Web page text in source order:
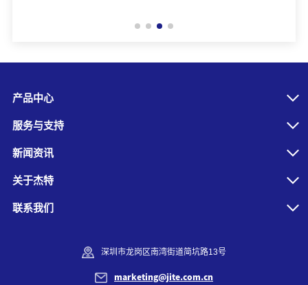
产品中心
服务与支持
新闻资讯
关于杰特
联系我们
深圳市龙岗区南湾街道简坑路13号
marketing@jite.com.cn